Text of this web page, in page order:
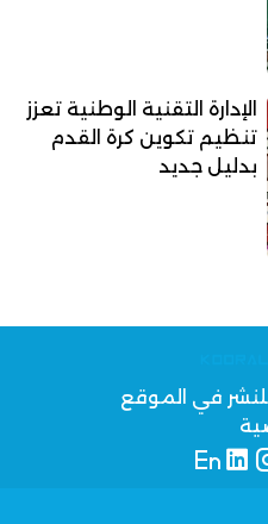
الإدارة التقنية الوطنية تعزز
تنظيم تكوين كرة القدم
بدليل جديد
في الموقع